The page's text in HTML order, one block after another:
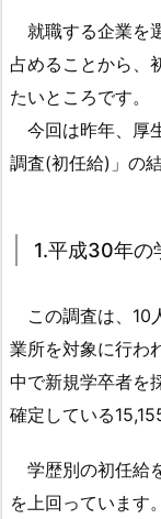
に
相
場
は
意
て
い
1.
1.
平
成
就職する企業を
占めることから、
たいところです。
今回は昨年、厚
調査(初任給)」の
1.平成30年の
この調査は、10
業所を対象に行わ
中で新規学卒者を
確定している
学歴別の初任給
を上回っています。